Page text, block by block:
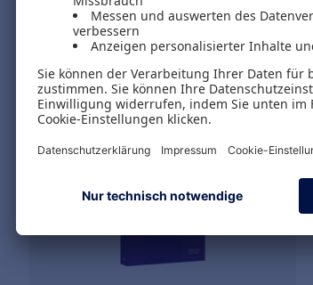
29,99 €
28,03 € zzgl. MwSt.
Gratis Versand